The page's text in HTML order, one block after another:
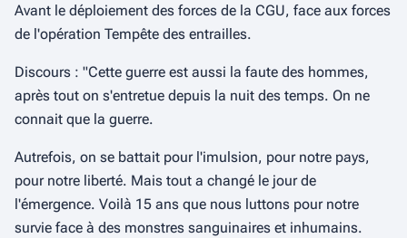
Avant le déploiement des forces de la CGU, face aux forces
de l'opération Tempête des entrailles.
Discours : "Cette guerre est aussi la faute des hommes,
après tout on s'entretue depuis la nuit des temps. On ne
connait que la guerre.
Autrefois, on se battait pour l'imulsion, pour notre pays,
pour notre liberté. Mais tout a changé le jour de
l'émergence. Voilà 15 ans que nous luttons pour notre
survie face à des monstres sanguinaires et inhumains.